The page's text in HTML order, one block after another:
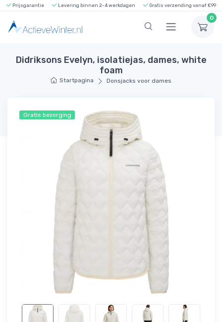
Prijsgarantie Levering binnen 2-4 werkdagen Gratis verzending vanaf €99
0
Didriksons Evelyn, isolatiejas, dames, white
foam
Startpagina Donsjacks voor dames
Gratis bezorging